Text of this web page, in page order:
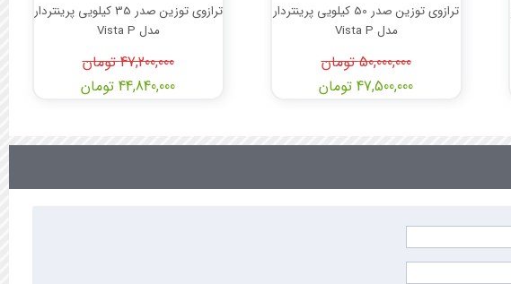
ترازوی توزین صدر 35 کیلویی پرینتردار
مدل Vista P
47,200,000 تومان
44,840,000 تومان
ترازوی توزین صدر 50 کیلویی پرینتردار
مدل Vista P
50,000,000 تومان
47,500,000 تومان